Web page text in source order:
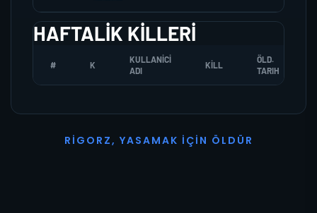
HAFTALIK KILLERI
# K
KULLANICI
ADI
KILL
ÖLD.
TARIH
R I G O R Z, YASAMAK İ ÇI N Ö L D Ü R